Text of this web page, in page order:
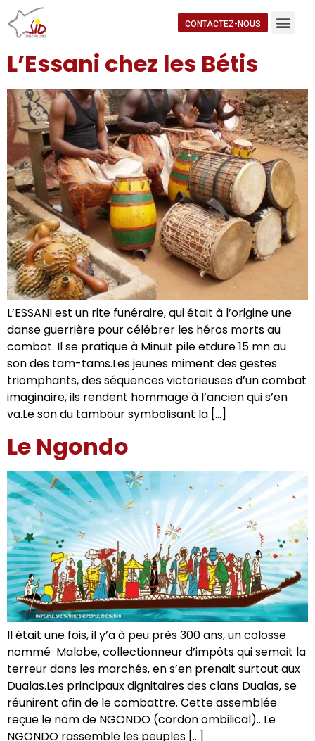
CONTACTEZ-NOUS
L’Essani chez les Bétis
L’ESSANI est un rite funéraire, qui était à l’origine une
danse guerrière pour célébrer les héros morts au
combat. Il se pratique à Minuit pile etdure 15 mn au
son des tam-tams.Les jeunes miment des gestes
triomphants, des séquences victorieuses d’un combat
imaginaire, ils rendent hommage à l’ancien qui s’en
va.Le son du tambour symbolisant la […]
Le Ngondo
Il était une fois, il y’a à peu près 300 ans, un colosse
nommé Malobe, collectionneur d’impôts qui semait la
terreur dans les marchés, en s’en prenait surtout aux
Dualas.Les principaux dignitaires des clans Dualas, se
réunirent afin de le combattre. Cette assemblée
reçue le nom de NGONDO (cordon ombilical).. Le
NGONDO rassemble les peuples […]